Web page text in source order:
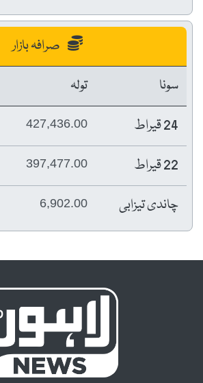
صرافہ بازار
سونا
تولہ
24 قیراط
427,436.00
22 قیراط 397,477.00
چاندی تیزابی 6,902.00